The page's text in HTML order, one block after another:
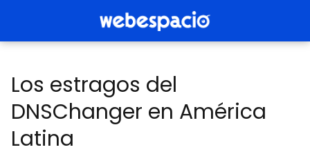
Los estragos del
DNSChanger en América
Latina